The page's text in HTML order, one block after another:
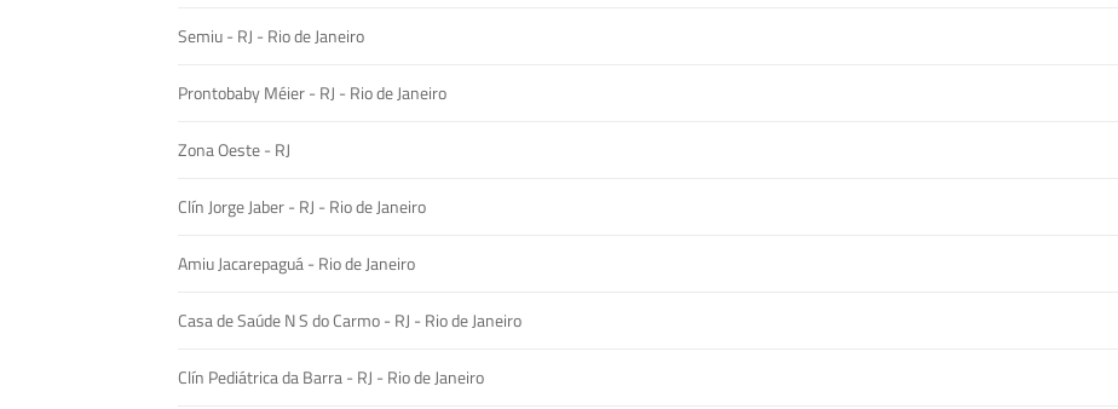
Semiu - RJ - Rio de Janeiro
Prontobaby Méier - RJ - Rio de Janeiro
Zona Oeste - RJ
Clín Jorge Jaber - RJ - Rio de Janeiro
Amiu Jacarepaguá - Rio de Janeiro
Casa de Saúde N S do Carmo - RJ - Rio de Janeiro
Clín Pediátrica da Barra - RJ - Rio de Janeiro